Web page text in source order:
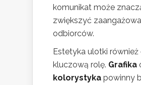
komunikat może
zwiększyć
odbiorców.
Estetyka ulotki
kluczową rolę. Grafika
kolorystyka powinny